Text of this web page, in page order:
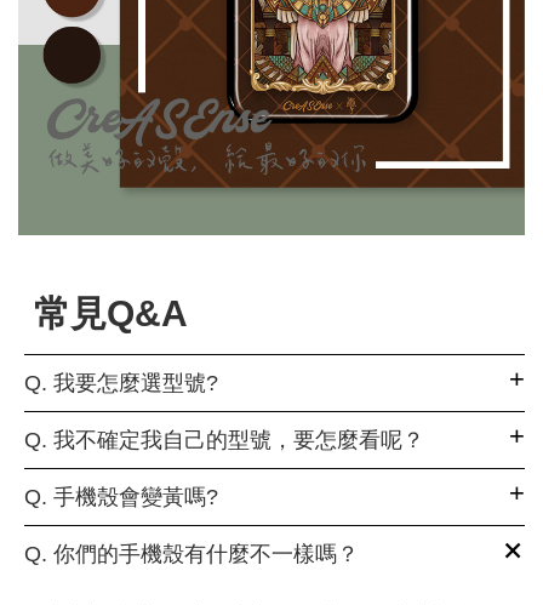
常見Q&A
Q. 我要怎麼選型號?
Q. 我不確定我自己的型號，要怎麼看呢？
Q. 手機殼會變黃嗎?
Q. 你們的手機殼有什麼不一樣嗎？